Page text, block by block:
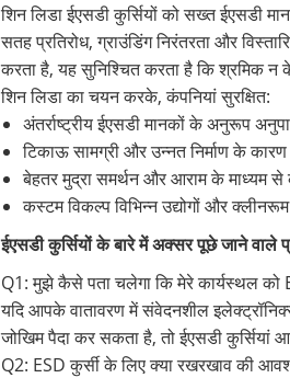
शिन लिडा ईएसडी कुर्सियों को सख्त ईएसडी
सतह प्रतिरोध, ग्राउंडिंग निरंतरता और
करता है, यह सुनिश्चित करता है कि श्रमिक
शिन लिडा का चयन करके, कंपनियां सुरक्षित:
अंतर्राष्ट्रीय ईएसडी मानकों के अनुरूप
टिकाऊ सामग्री और उन्नत निर्माण के
बेहतर मुद्रा समर्थन और आराम के माध्यम से
कस्टम विकल्प विभिन्न उद्योगों और
ईएसडी कुर्सियों के बारे में अक्सर पूछे जाने वाले
Q1: मुझे कैसे पता चलेगा कि मेरे कार्यस्थल को
यदि आपके वातावरण में संवेदनशील
जोखिम पैदा कर सकता है, तो ईएसडी कुर्सियां
Q2: ESD कुर्सी के लिए क्या रखरखाव की